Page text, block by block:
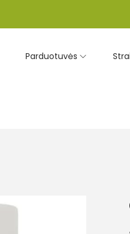
Parduotuvės